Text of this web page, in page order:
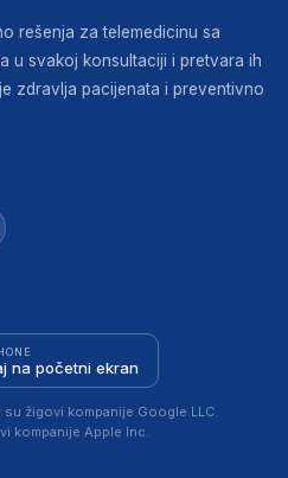
rešenja za telemedicinu sa
u svakoj konsultaciji i pretvara ih
zdravlja pacijenata i preventivno
na početni ekran
žigovi kompanije Google LLC.
kompanije Apple Inc.